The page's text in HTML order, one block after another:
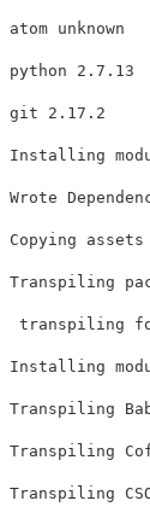
atom unknown
python 2.7.13
git 2.17.2
Installing
Wrote
Copying
Transpiling
transpiling
Installing
Transpiling
Transpiling
Transpiling